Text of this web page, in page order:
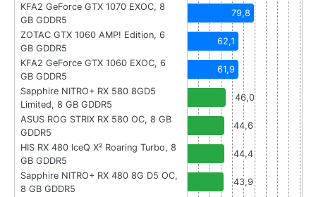
KFA2 GeForce GTX 1070 EXOC, 8
GB GDDR5
79,8
ZOTAC GTX 1060 AMP! Edition, 6
GB GDDR5
62,1
KFA2 GeForce GTX 1060 EXOC, 6
GB GDDR5
61,9
Sapphire NITRO+ RX 580 8GD5
Limited, 8 GB GDDR5
46,0
ASUS ROG STRIX RX 580 OC, 8 GB
GDDR5
44,6
HIS RX 480 IceQ X² Roaring Turbo, 8
GB GDDR5
44,4
Sapphire NITRO+ RX 480 8G D5 OC,
8 GB GDDR5
43,9